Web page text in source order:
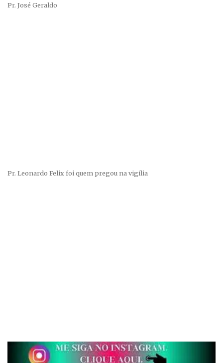
Pr. José Geraldo
Pr. Leonardo Felix foi quem pregou na vigília